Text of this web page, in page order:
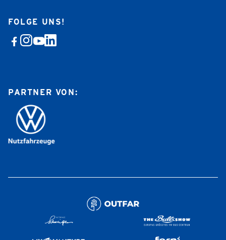
FOLGE UNS!
PARTNER VON: